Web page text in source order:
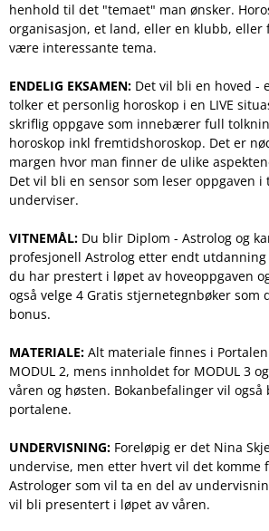
henhold til det "temaet" man ønsker.
organisasjon, et land, eller en klubb, eller
være interessante tema.
ENDELIG EKSAMEN: Det vil bli en hoved -
tolker et personlig horoskop i en LIVE
skriflig oppgave som innebærer full
horoskop inkl fremtidshoroskop. Det er
margen hvor man finner de ulike
Det vil bli en sensor som leser oppgaven i
underviser.
VITNEMÅL: Du blir Diplom - Astrolog og
profesjonell Astrolog etter endt utdanning
du har prestert i løpet av hoveoppgaven
også velge 4 Gratis stjernetegnbøker som
bonus.
MATERIALE: Alt materiale finnes i
MODUL 2, mens innholdet for MODUL 3
våren og høsten. Bokanbefalinger vil
portalene.
UNDERVISNING: Foreløpig er det Nina
undervise, men etter hvert vil det komme
Astrologer som vil ta en del av
vil bli presentert i løpet av våren.